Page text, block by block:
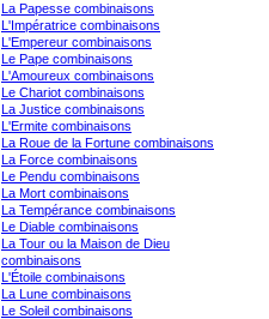
La Papesse combinaisons
L'Impératrice combinaisons
L'Empereur combinaisons
Le Pape combinaisons
L'Amoureux combinaisons
Le Chariot combinaisons
La Justice combinaisons
L'Ermite combinaisons
La Roue de la Fortune combinaisons
La Force combinaisons
Le Pendu combinaisons
La Mort combinaisons
La Tempérance combinaisons
Le Diable combinaisons
La Tour ou la Maison de Dieu
combinaisons
L'Étoile combinaisons
La Lune combinaisons
Le Soleil combinaisons